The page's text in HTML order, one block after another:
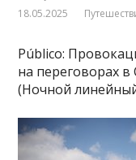
18.05.2025
Público:
на переговорах
(Ночной